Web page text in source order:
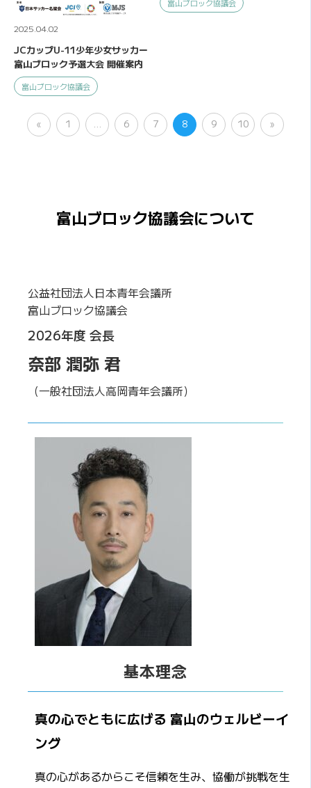
2025.04.02
JCカップU-11少年少女サッカー
富山ブロック予選大会 開催案内
富山ブロック協議会
富山ブロック協議会
« 1 … 6 7 8 9 10 »
富山ブロック協議会について
公益社団法人日本青年会議所
富山ブロック協議会
2026年度 会長
奈部 潤弥 君
（一般社団法人高岡青年会議所）
基本理念
真の心でともに広げる 富山のウェルビーイ
ング
真の心があるからこそ信頼を生み、協働が挑戦を生